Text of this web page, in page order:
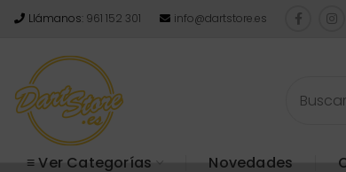
Llámanos: 961 152 301 info@dartstore.es
≡ Ver Categorías Novedades